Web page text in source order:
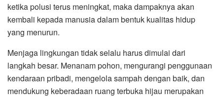
ketika polusi terus meningkat, maka dampaknya akan
kembali kepada manusia dalam bentuk kualitas hidup
yang menurun.
Menjaga lingkungan tidak selalu harus dimulai dari
langkah besar. Menanam pohon, mengurangi penggunaan
kendaraan pribadi, mengelola sampah dengan baik, dan
mendukung keberadaan ruang terbuka hijau merupakan